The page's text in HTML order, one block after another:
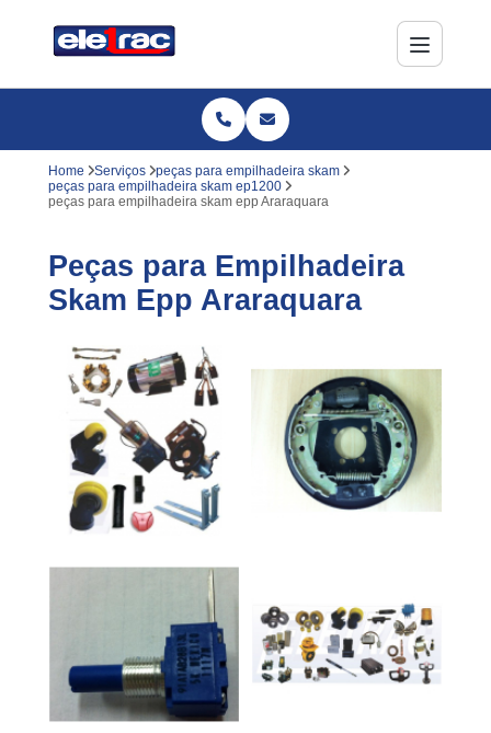
Home Serviços
peças para empilhadeira skam
peças para empilhadeira skam ep1200
peças para empilhadeira skam epp Araraquara
Peças para Empilhadeira
Skam Epp Araraquara